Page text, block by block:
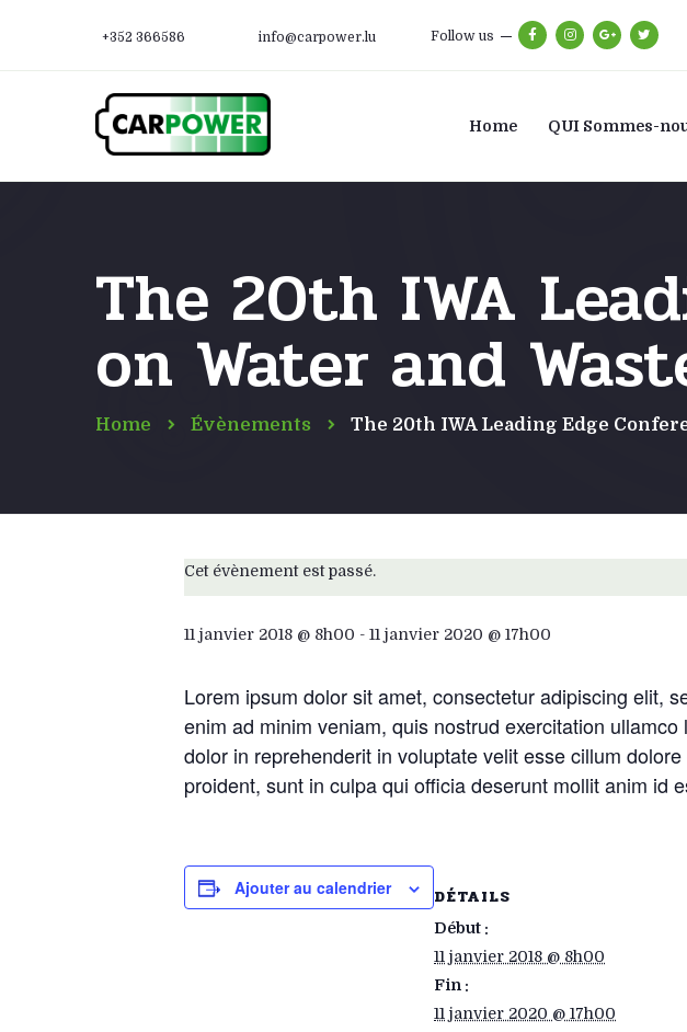
+352 366586 info@carpower.lu Follow us
Home QUI Sommes-
The 20th IWA
on Water and
Home Évènements The 20th IWA Leading Edge
Cet évènement est passé.
11 janvier 2018 @ 8h00 - 11 janvier 2020 @ 17h00
Lorem ipsum dolor sit amet, consectetur adipiscing elit,
enim ad minim veniam, quis nostrud exercitation
dolor in reprehenderit in voluptate velit esse cillum
proident, sunt in culpa qui officia deserunt mollit anim id
Ajouter au calendrier DÉTAILS
Début :
11 janvier 2018 @ 8h00
Fin :
11 janvier 2020 @ 17h00